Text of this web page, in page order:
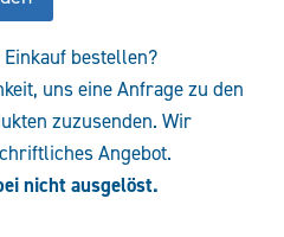
bestellen?
uns eine Anfrage zu den
zuzusenden. Wir
Angebot.
nicht ausgelöst.